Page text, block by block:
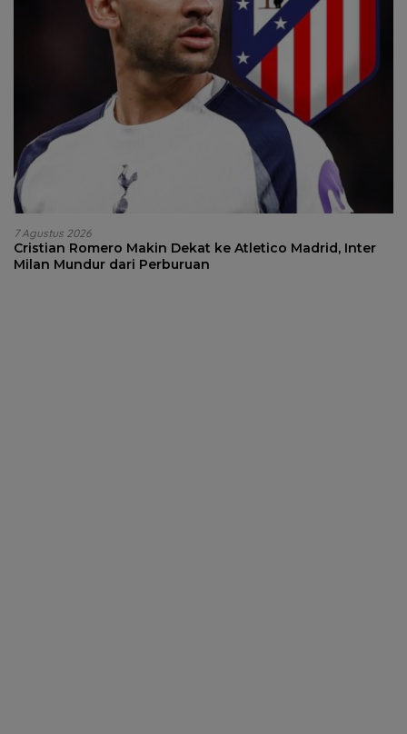
7 Agustus 2026
Cristian Romero Makin Dekat ke Atletico Madrid, Inter
Milan Mundur dari Perburuan